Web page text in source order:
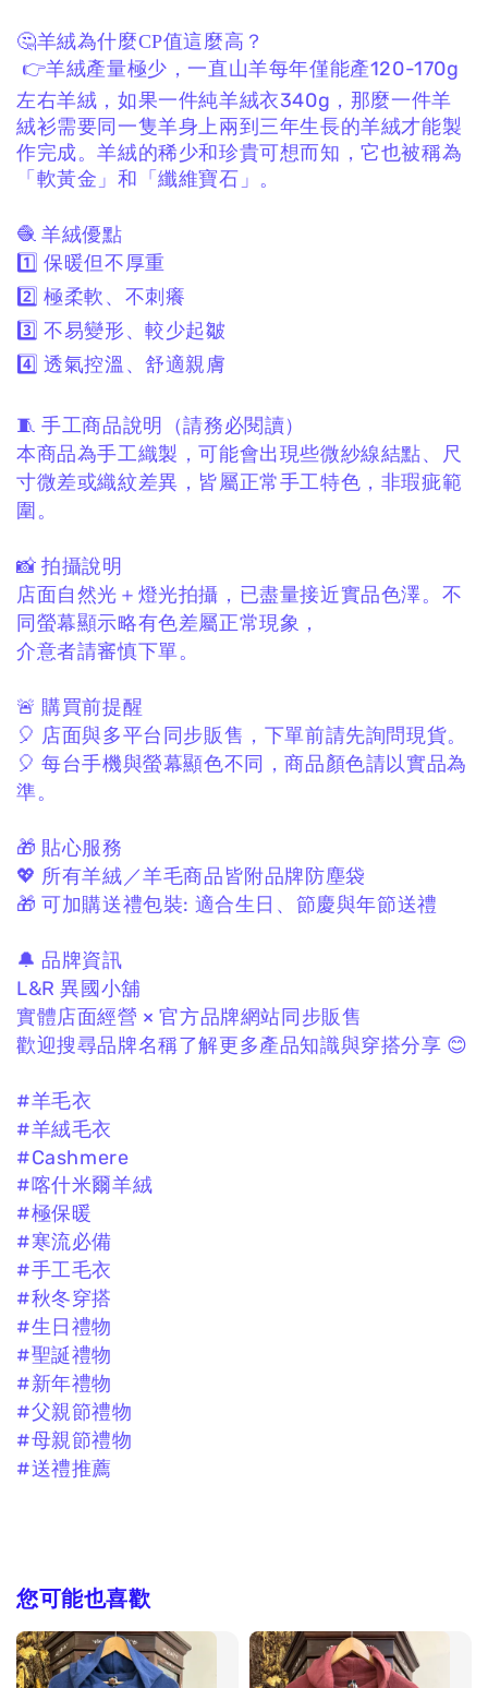
🤔羊絨為什麼CP值這麼高？
👉羊絨產量極少，一直山羊每年僅能產120-170g
左右羊絨，如果一件純羊絨衣340g，那麼一件羊
絨衫需要同一隻羊身上兩到三年生長的羊絨才能製
作完成。羊絨的稀少和珍貴可想而知，它也被稱為
「軟黃金」和「纖維寶石」。
🧶 羊絨優點
1️⃣ 保暖但不厚重
2️⃣ 極柔軟、不刺癢
3️⃣ 不易變形、較少起皺
4️⃣ 透氣控溫、舒適親膚
🧵 手工商品說明（請務必閱讀）
本商品為手工織製，可能會出現些微紗線結點、
尺
寸微差或織紋差異， 皆屬正常手工特色，非瑕疵範
圍。
📸 拍攝說明
店面自然光＋燈光拍攝， 已盡量接近實品色澤。 不
同螢幕顯示略有色差屬正常現象，
介意者請審慎下單。
🚨 購買前提醒
🎈 店面與多平台同步販售， 下單前請先詢問現貨。
🎈 每台手機與螢幕顯色不同，商品顏色請以實品為
準。
🎁 貼心服務
💖 所有羊絨／羊毛商品皆附品牌防塵袋
🎁 可加購送禮包裝: 適合生日、節慶與年節送禮
🔔 品牌資訊
L&R 異國小舖
實體店面經營 × 官方品牌網站同步販售
歡迎搜尋品牌名稱了解更多產品知識與穿搭分享 😊
#羊毛衣
#羊絨毛衣
#Cashmere
#喀什米爾羊絨
#極保暖
#寒流必備
#手工毛衣
#秋冬穿搭
#生日禮物
#聖誕禮物
#新年禮物
#父親節禮物
#母親節禮物
#送禮推薦
您可能也喜歡